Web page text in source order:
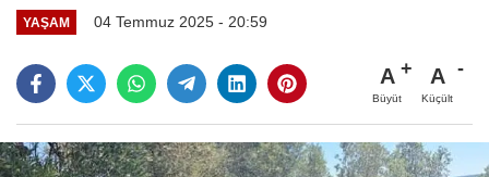
YAŞAM 04 Temmuz 2025 - 20:59
A
Büyüt
A
Küçült